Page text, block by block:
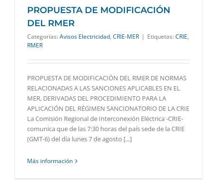
PROPUESTA DE MODIFICACIÓN
DEL RMER
Categorías: Avisos Electricidad, CRIE-MER | Etiquetas: CRIE,
RMER
PROPUESTA DE MODIFICACIÓN DEL RMER DE NORMAS
RELACIONADAS A LAS SANCIONES APLICABLES EN EL
MER, DERIVADAS DEL PROCEDIMIENTO PARA LA
APLICACIÓN DEL RÉGIMEN SANCIONATORIO DE LA CRIE
La Comisión Regional de Interconexión Eléctrica -CRIE-
comunica que de las 7:30 horas del país sede de la CRIE
(GMT-6) del día lunes 7 de agosto [...]
Más información